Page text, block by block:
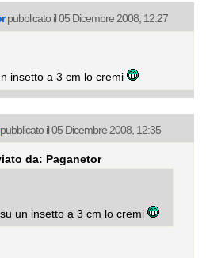
pubblicato il 05 Dicembre 2008, 12:27
insetto a 3 cm lo cremi
il 05 Dicembre 2008, 12:35
da: Paganetor
un insetto a 3 cm lo cremi